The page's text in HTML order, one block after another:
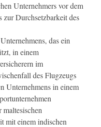
Unternehmers vor dem
zur Durchsetzbarkeit des
das ein
in einem
im
des Flugzeugs
Unternehmens in einem
mit einem indischen